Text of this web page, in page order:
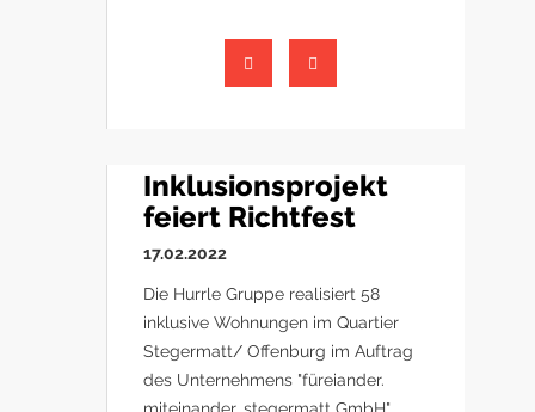
Inklusionsprojekt
feiert Richtfest
17.02.2022
Die Hurrle Gruppe realisiert 58
inklusive Wohnungen im Quartier
Stegermatt/ Offenburg im Auftrag
des Unternehmens "füreiander.